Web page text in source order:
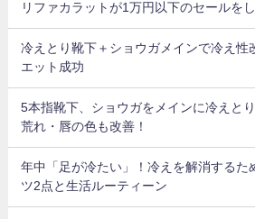
リファカラットが1万円以下のセールをし
冷えとり靴下＋ショウガメインで冷え性
エット成功
5本指靴下、ショウガをメインに冷えと
荒れ・唇の色も改善！
年中「足が冷たい」！冷えを解消するた
ツ2点と生活ルーティーン